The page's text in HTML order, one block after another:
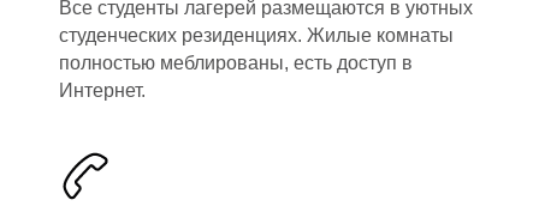
Все студенты лагерей размещаются в уютных
студенческих резиденциях. Жилые комнаты
полностью меблированы, есть доступ в
Интернет.